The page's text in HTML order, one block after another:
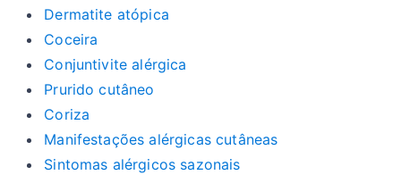
Dermatite atópica
Coceira
Conjuntivite alérgica
Prurido cutâneo
Coriza
Manifestações alérgicas cutâneas
Sintomas alérgicos sazonais